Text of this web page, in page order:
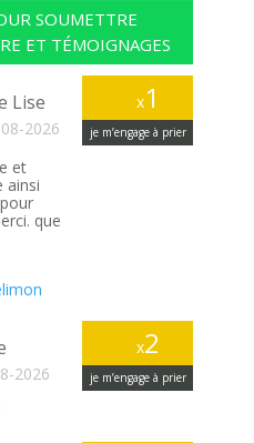
SOUMETTRE
ET TÉMOIGNAGES
x1
je m’engage à prier
Lise
2026
et
ainsi
que
x2
je m’engage à prier
2026